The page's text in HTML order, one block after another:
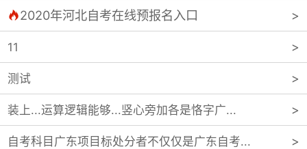
2020年河北自考在线预报名入口
11
测试
装上...运算逻辑能够...竖心旁加各是恪字广...
自考科目广东项目标处分者不仅仅是广东自考...